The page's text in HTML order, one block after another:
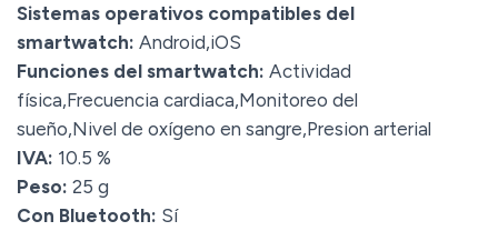
Sistemas operativos compatibles del
smartwatch: Android,iOS
Funciones del smartwatch: Actividad
física,Frecuencia cardiaca,Monitoreo del
sueño,Nivel de oxígeno en sangre,Presion arterial
IVA: 10.5 %
Peso: 25 g
Con Bluetooth: Sí